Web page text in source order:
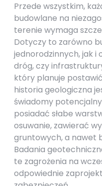
Przede wszystkim,
budowlane na
terenie wymaga
Dotyczy to zarówno
jednorodzinnych, jak i
dróg, czy
który planuje
historia geologiczna
świadomy
posiadać słabe
osuwanie, zawierać
gruntowych, a nawet
Badania
te zagrożenia na
odpowiednie